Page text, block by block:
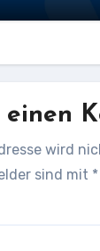
einen
wird
sind mit *